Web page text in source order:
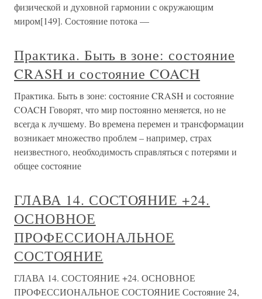
физической и духовной гармонии с окружающим
миром[149]. Состояние потока —
Практика. Быть в зоне: состояние
CRASH и состояние COACH
Практика. Быть в зоне: состояние CRASH и состояние
COACH Говорят, что мир постоянно меняется, но не
всегда к лучшему. Во времена перемен и трансформации
возникает множество проблем – например, страх
неизвестного, необходимость справляться с потерями и
общее состояние
ГЛАВА 14. СОСТОЯНИЕ +24.
ОСНОВНОЕ
ПРОФЕССИОНАЛЬНОЕ
СОСТОЯНИЕ
ГЛАВА 14. СОСТОЯНИЕ +24. ОСНОВНОЕ
ПРОФЕССИОНАЛЬНОЕ СОСТОЯНИЕ Состояние 24,